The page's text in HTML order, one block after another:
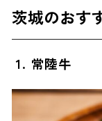
5.はまぐり
6.生しら
茨城のおす
1. 常陸牛